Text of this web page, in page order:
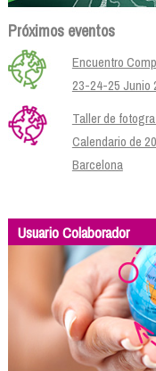
Próximos eventos
Encuentro
23-24-25 Junio
Taller de
Calendario de
Barcelona
Usuario Colaborador